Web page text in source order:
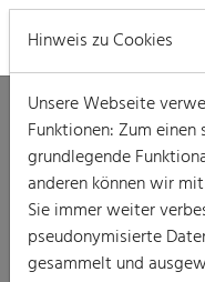
Hinweis zu Cookies
Unsere Webseite
Funktionen: Zum
grundlegende
anderen können wir
Sie immer weiter
pseudonymisierte
gesammelt und